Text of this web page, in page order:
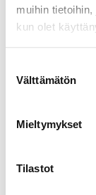
muihin
kun olet
valinta
Välttämätön
Mieltymykset
Tilastot